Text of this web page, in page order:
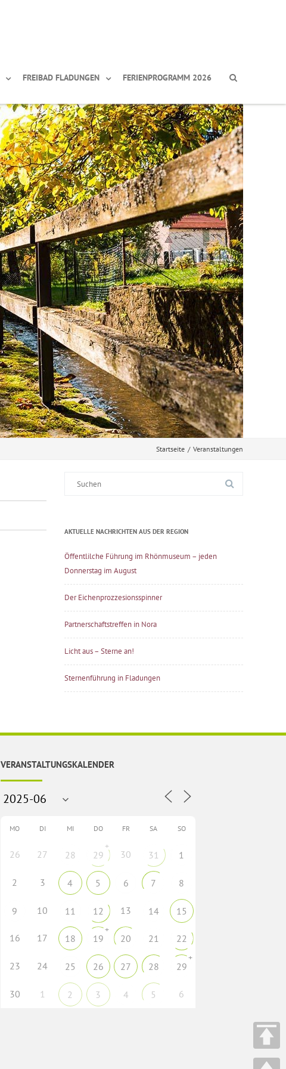
FREIBAD FLADUNGEN FERIENPROGRAMM 2026
Startseite / Veranstaltungen
AKTUELLE NACHRICHTEN AUS DER REGION
Öffentlilche Führung im Rhönmuseum – jeden
Donnerstag im August
Der Eichenprozzesionsspinner
Partnerschaftstreffen in Nora
Licht aus – Sterne an!
Sternenführung in Fladungen
VERANSTALTUNGSKALENDER
MO DI MI DO FR SA SO
26 27 28 29
+
30 31 1
2 3 4 5 6 7 8
9 10 11 12 13 14 15
16 17 18 19
+
20 21 22
23 24 25 26 27 28 29
+
30 1 2 3 4 5 6